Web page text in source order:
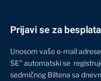
Prijavi se za
Unosom vaše e-mail
SE" automatski se
sedmičnog Biltena sa